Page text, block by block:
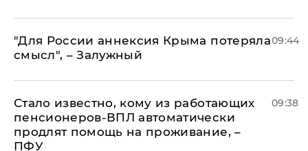
"Для России аннексия Крыма потеряла
смысл", – Залужный
09:44
Стало известно, кому из работающих
пенсионеров-ВПЛ автоматически
продлят помощь на проживание, –
ПФУ
09:38